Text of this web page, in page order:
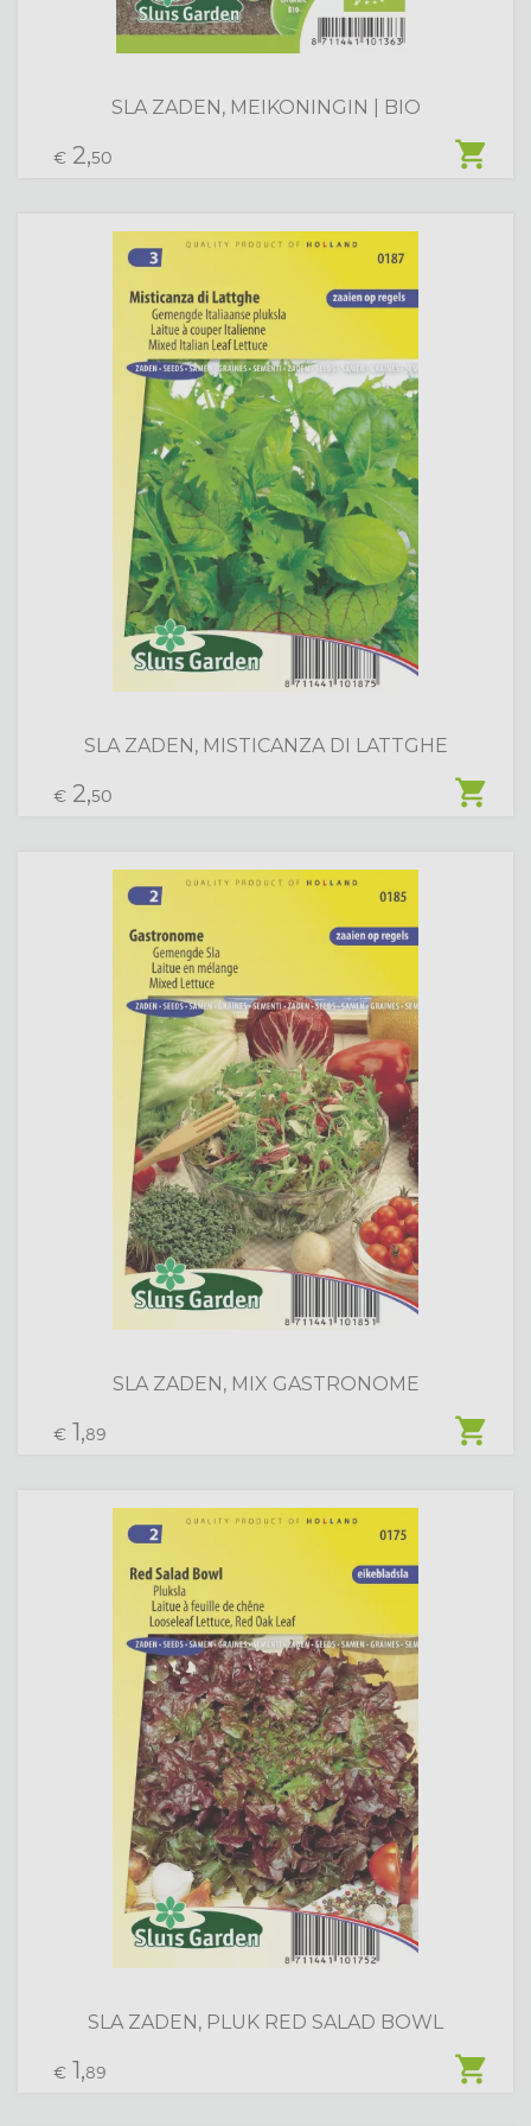
shopping_cart
SLA ZADEN, MEIKONINGIN | BIO
€ 2,50
shopping_cart
SLA ZADEN, MISTICANZA DI LATTGHE
€ 2,50
shopping_cart
SLA ZADEN, MIX GASTRONOME
€ 1,89
shopping_cart
SLA ZADEN, PLUK RED SALAD BOWL
€ 1,89